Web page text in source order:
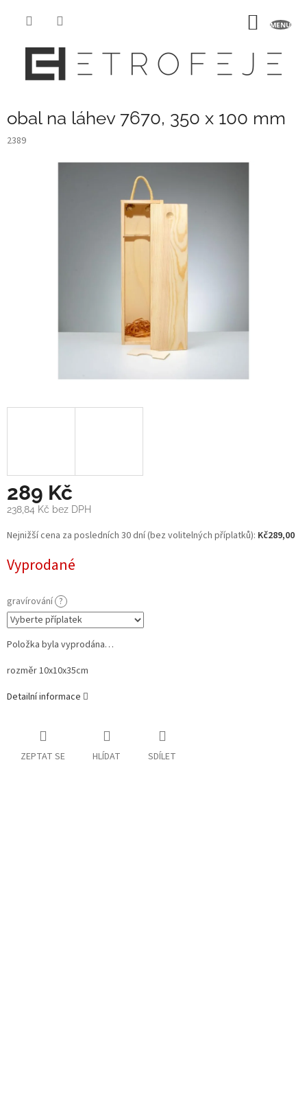
obal na láhev 7670, 350 x 100 mm
2389
289 Kč
238,84 Kč bez DPH
Měrná
cena:
Nejnižší cena za posledních 30 dní (bez volitelných příplatků): Kč289,00
Vyprodané
gravírování ?
Položka byla vyprodána…
rozměr 10x10x35cm
Detailní informace
ZEPTAT SE HLÍDAT SDÍLET